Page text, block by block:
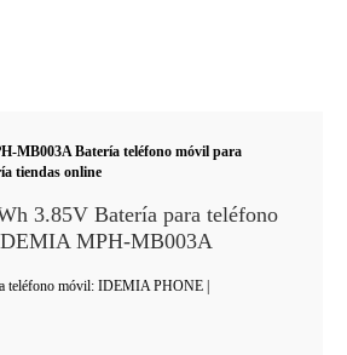
MB003A Batería teléfono móvil para
tiendas online
3.85V Batería para teléfono
MPH-MB003A
teléfono móvil: IDEMIA PHONE